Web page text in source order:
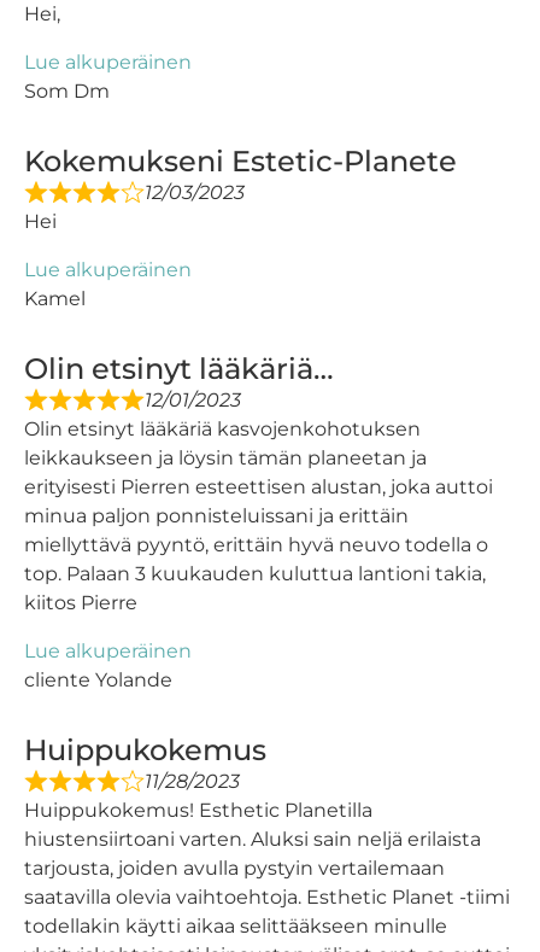
Hei,
Lue alkuperäinen
Som Dm
Kokemukseni Estetic-Planete
12/03/2023
Hei
Lue alkuperäinen
Kamel
Olin etsinyt lääkäriä…
12/01/2023
Olin etsinyt lääkäriä kasvojenkohotuksen
leikkaukseen ja löysin tämän planeetan ja
erityisesti Pierren esteettisen alustan, joka auttoi
minua paljon ponnisteluissani ja erittäin
miellyttävä pyyntö, erittäin hyvä neuvo todella o
top. Palaan 3 kuukauden kuluttua lantioni takia,
kiitos Pierre
Lue alkuperäinen
cliente Yolande
Huippukokemus
11/28/2023
Huippukokemus! Esthetic Planetilla
hiustensiirtoani varten. Aluksi sain neljä erilaista
tarjousta, joiden avulla pystyin vertailemaan
saatavilla olevia vaihtoehtoja. Esthetic Planet -tiimi
todellakin käytti aikaa selittääkseen minulle